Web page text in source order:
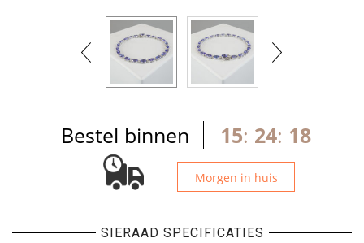
Bestel binnen 15: 24: 18
Morgen in huis
SIERAAD SPECIFICATIES